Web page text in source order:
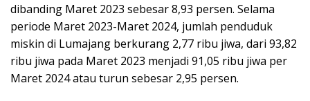
dibanding Maret 2023 sebesar 8,93 persen. Selama
periode Maret 2023-Maret 2024, jumlah penduduk
miskin di Lumajang berkurang 2,77 ribu jiwa, dari 93,82
ribu jiwa pada Maret 2023 menjadi 91,05 ribu jiwa per
Maret 2024 atau turun sebesar 2,95 persen.